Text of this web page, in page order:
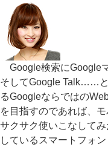
Google検索にGoogle
そしてGoogle Talk……
るGoogleならではの
を目指すのであれば、
サクサク使いこなして
しているスマートフォ